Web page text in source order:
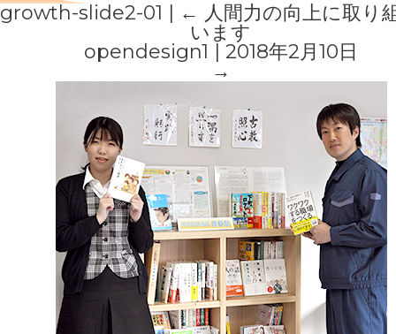
growth-slide2-01 ← 人間力の向上に取り
います
opendesign1
2018年2月10日
→